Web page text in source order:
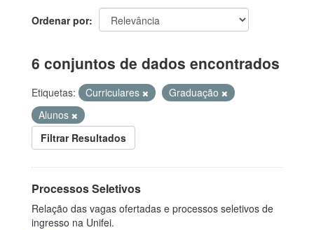
Ordenar por
6 conjuntos de dados encontrados
Etiquetas: Curriculares
Graduação
Alunos
Filtrar Resultados
Processos Seletivos
Relação das vagas ofertadas e processos seletivos de
ingresso na Unifei.